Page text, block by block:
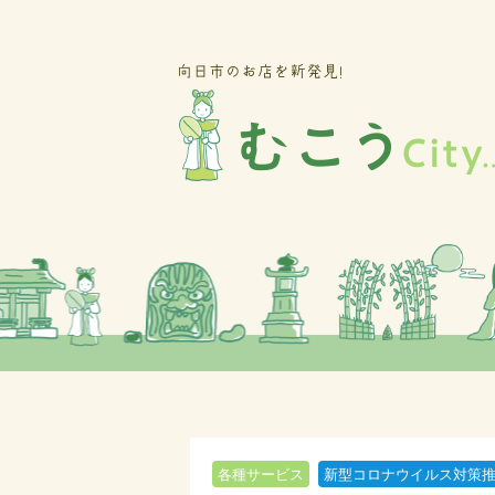
各種サービス 新型コロナウイルス対策